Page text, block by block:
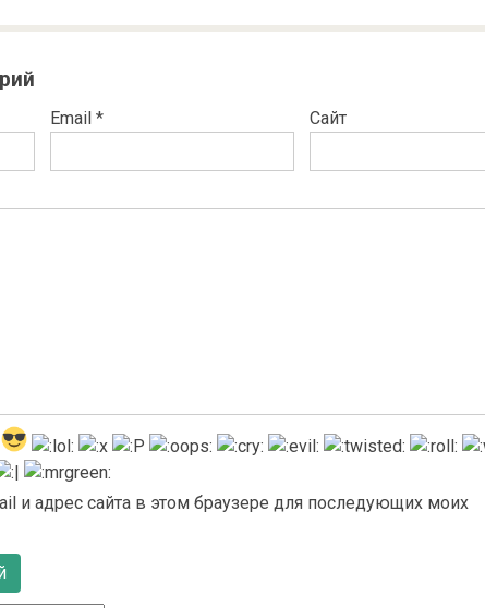
Email * Сайт
и адрес сайта в этом браузере для последующих моих